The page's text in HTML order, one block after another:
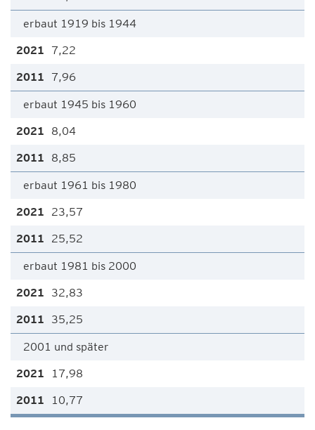
erbaut 1919 bis 1944
7,22
7,96
erbaut 1945 bis 1960
8,04
8,85
erbaut 1961 bis 1980
23,57
25,52
erbaut 1981 bis 2000
32,83
35,25
2001 und später
17,98
10,77